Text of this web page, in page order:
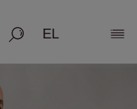
Αναζήτηση